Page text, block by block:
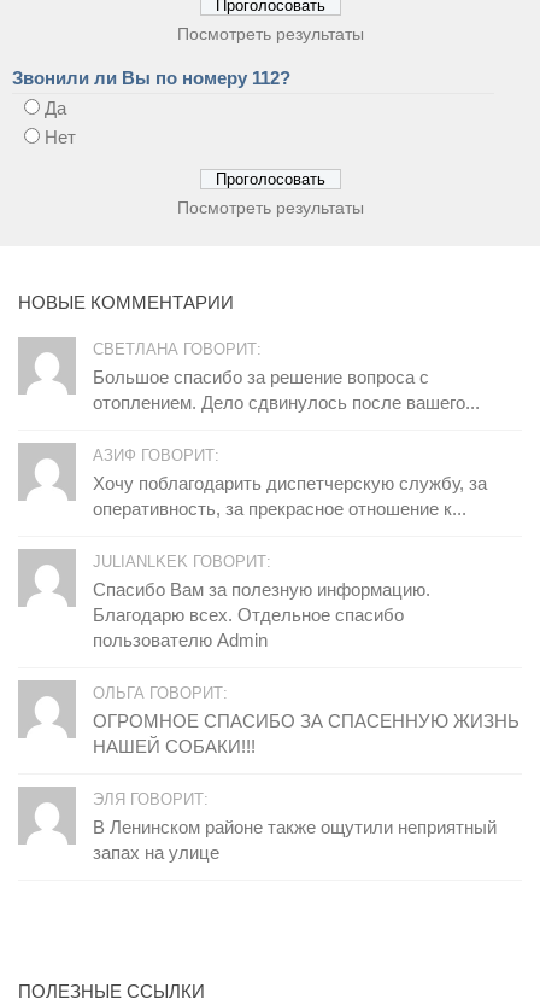
Посмотреть результаты
Звонили ли Вы по номеру 112?
Да
Нет
Посмотреть результаты
НОВЫЕ КОММЕНТАРИИ
СВЕТЛАНА ГОВОРИТ:
Большое спасибо за решение вопроса с
отоплением. Дело сдвинулось после вашего...
АЗИФ ГОВОРИТ:
Хочу поблагодарить диспетчерскую службу, за
оперативность, за прекрасное отношение к...
JULIANLKEK ГОВОРИТ:
Спасибо Вам за полезную информацию.
Благодарю всех. Отдельное спасибо
пользователю Admin
ОЛЬГА ГОВОРИТ:
ОГРОМНОЕ СПАСИБО ЗА СПАСЕННУЮ ЖИЗНЬ
НАШЕЙ СОБАКИ!!!
ЭЛЯ ГОВОРИТ:
В Ленинском районе также ощутили неприятный
запах на улице
ПОЛЕЗНЫЕ ССЫЛКИ